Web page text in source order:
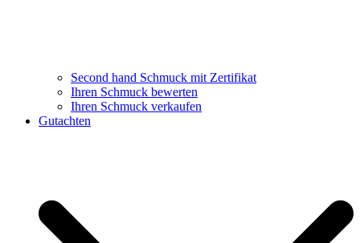
Second hand Schmuck mit Zertifikat
Ihren Schmuck bewerten
Ihren Schmuck verkaufen
Gutachten